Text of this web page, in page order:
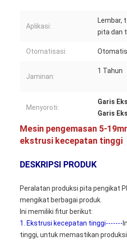
Aplikasi:
Lembar,
pita dan
Otomatisasi: Otomatis
Jaminan:
1 Tahun
Menyoroti:
Garis
Garis
Mesin pengemasan 5-
ekstrusi kecepatan tinggi
DESKRIPSI PRODUK
Peralatan produksi pita pengikat
mengikat berbagai produk.
Ini memiliki fitur berikut:
1. Ekstrusi kecepatan tinggi-------
tinggi, untuk memastikan